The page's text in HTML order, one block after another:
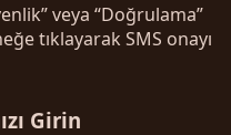
veya “Doğrulama”
tıklayarak SMS onayı
Girin